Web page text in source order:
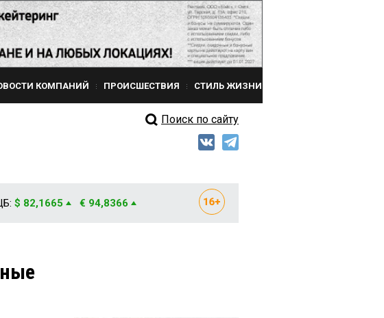
КОМПАНИЙ ПРОИСШЕСТВИЯ СТИЛЬ ЖИЗНИ
Поиск по сайту
$ 82,1665 € 94,8366